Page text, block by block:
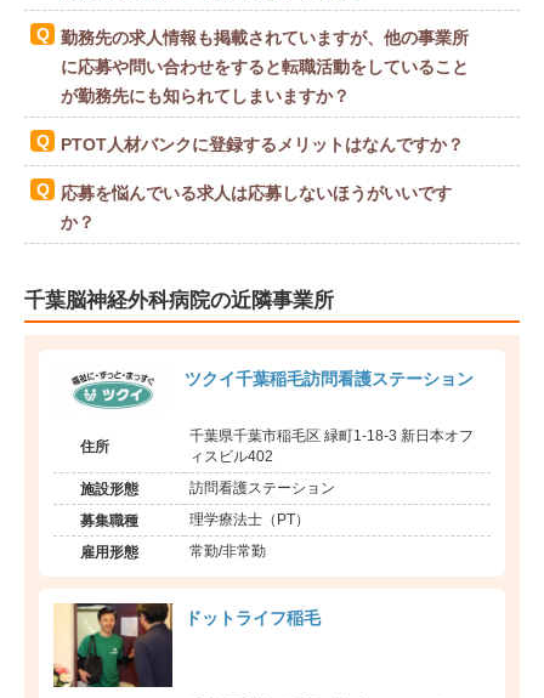
勤務先の求人情報も掲載されていますが、他の事業所
に応募や問い合わせをすると転職活動をしていること
が勤務先にも知られてしまいますか？
PTOT人材バンクに登録するメリットはなんですか？
応募を悩んでいる求人は応募しないほうがいいです
か？
千葉脳神経外科病院の近隣事業所
ツクイ千葉稲毛訪問看護ステーション
住所
千葉県千葉市稲毛区 緑町1-18-3 新日本オフ
ィスビル402
施設形態 訪問看護ステーション
募集職種 理学療法士（PT）
雇用形態 常勤/非常勤
ドットライフ稲毛